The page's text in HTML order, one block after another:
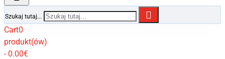
Szukaj tutaj...
Cart0
produkt(ów)
- 0.00€